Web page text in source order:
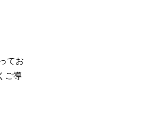
てお
ご導